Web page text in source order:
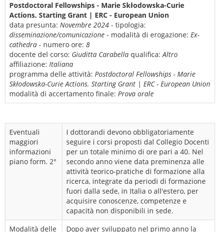
Postdoctoral Fellowships - Marie Skłodowska-Curie
Actions. Starting Grant | ERC - European Union
data presunta: Novembre 2024 - tipologia:
disseminazione/comunicazione - modalità di erogazione: Ex-
cathedra - numero ore: 8
docente del corso: Giuditta Carabella qualifica:Altro
affiliazione: Italiana
programma delle attività: Postdoctoral Fellowships - Marie
Skłodowska-Curie Actions. Starting Grant | ERC - European Union
modalità di accertamento finale: Prova orale
Eventuali
maggiori
informazioni
piano form. 2°
I dottorandi devono obbligatoriamente
seguire i corsi proposti dal Collegio Docenti
per un totale minimo di ore pari a 40. Nel
secondo anno viene data preminenza alle
attività teorico-pratiche di formazione alla
ricerca, integrate da periodi di formazione
fuori dalla sede, in Italia o all'estero, per
acquisire conoscenze, competenze e
capacità non disponibili in sede.
Modalità delle
Dopo aver sviluppato nel primo anno la